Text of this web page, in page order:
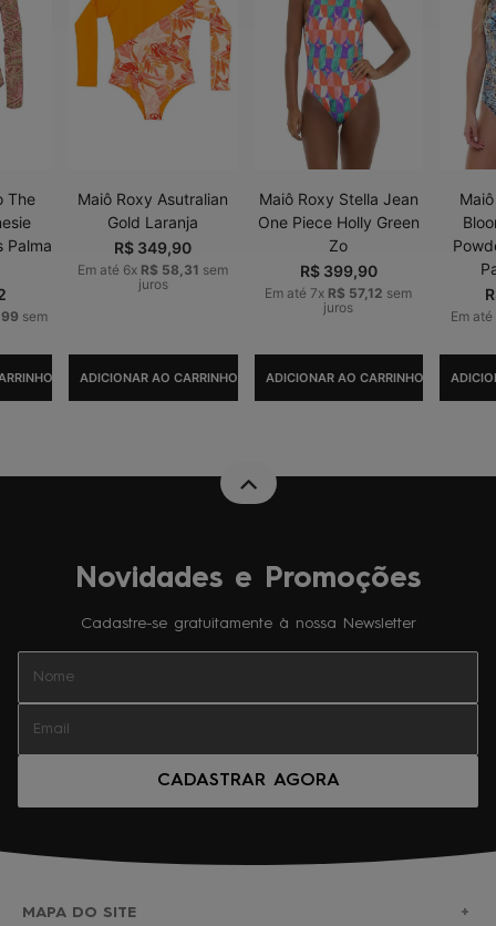
The
Palma
99 sem
Maiô Roxy Asutralian
Gold Laranja
R$ 349,90
Em até 6x R$ 58 31 sem
juros
ADICIONAR AO CARRINHO
Maiô Roxy Stella Jean
One Piece Holly Green
Zo
R$ 399,90
Em até 7x R$ 57,12 sem
juros
ADICIONAR AO CARRINHO
Em até
Novidades e Promoções
Cadastre-se gratuitamente à nossa Newsletter
CADASTRAR AGORA
MAPA DO SITE +